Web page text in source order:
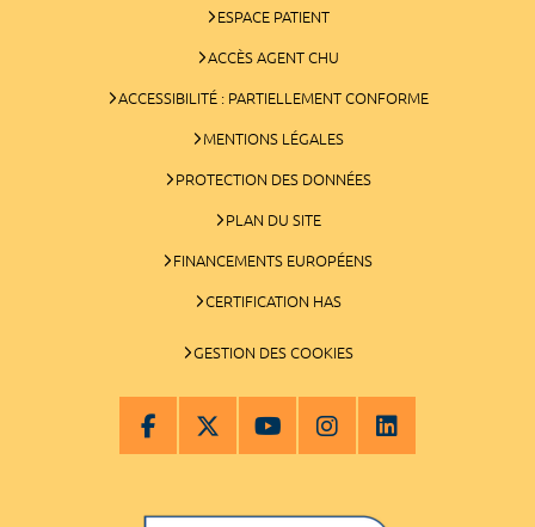
ESPACE PATIENT
ACCÈS AGENT CHU
ACCESSIBILITÉ : PARTIELLEMENT CONFORME
MENTIONS LÉGALES
PROTECTION DES DONNÉES
PLAN DU SITE
FINANCEMENTS EUROPÉENS
CERTIFICATION HAS
GESTION DES COOKIES